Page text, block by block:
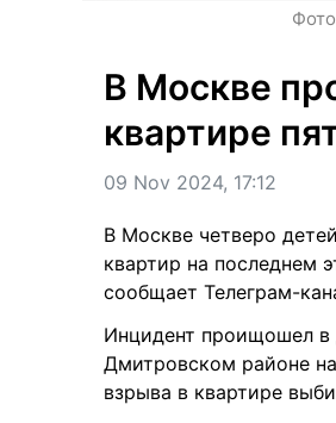
В Москве
квартире
09 Nov 2024, 17:12
В Москве четверо
квартир на последнем
сообщает Телеграм-
Инцидент проищошел в
Дмитровском районе
взрыва в квартире